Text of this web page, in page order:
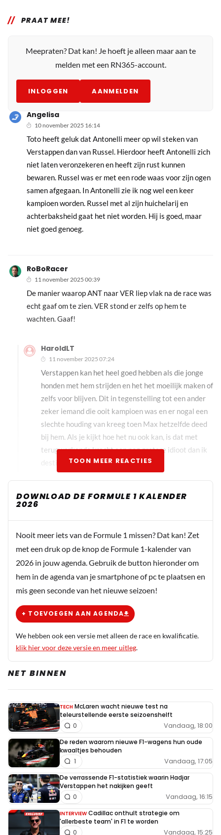
PRAAT MEE!
Meepraten? Dat kan! Je hoeft je alleen maar aan te
melden met een RN365-account.
INLOGGEN AANMELDEN
raketje
aanbieden, iets waar alleen sjors het niet mee eens is
denk ik.
Fia-fiasco
Voorlaatste plaats want Ocon was de laatste in de rij.
HaroldLT
10 november 2025 16:02
genoeg ronden meer ter beschikking had toen hij
Antonelli genaderd was. De race was simpelweg op,
waardoor hij voor kon blijven, want met twee ronden
meer was hij het haasje geweest. Hij begon al rem en
stuurfouten te maken met Max op de staart. Iets
soortgelijks had Leclerc ook al in Mexico.
Broodkogel
10 november 2025 17:21
Maar Wolff uit zich wel heel anders over een
Angelisa
10 november 2025 16:14
Toto heeft geluk dat Antonelli meer op wil steken van
Verstappen dan van Russel. Hierdoor heeft Antonelli zich
niet laten veronzekeren en heeft zijn rust kunnen
bewaren. Russel was er met een rode waas voor zijn ogen
samen afgegaan. In Antonelli zie ik nog wel een keer
kampioen worden. Russel met al zijn huichelarij en
achterbaksheid gaat het niet worden. Hij is goed, maar
niet goed genoeg.
RoBoRacer
11 november 2025 00:39
De manier waarop ANT naar VER liep vlak na de race was
echt gaaf om te zien. VER stond er zelfs op hem te
wachten. Gaaf!
HaroldLT
11 november 2025 07:24
Verstappen kan het heel goed hebben als die jonge
honden met hem strijden en het het moeilijk maken of
zelfs voor blijven. Dit in tegenstelling tot een ander
zeker iemand die ooit kampioen was en er nogal een
slechte houding van kreeg toen Max hetzelfde deed
bij hem. Als je kijkt hoe het nu ook kan, is dat met
terugwerkende kracht een nog grotere idioot dan ik
destijds al dacht.TOON MEER REACTIES
DOWNLOAD DE FORMULE 1 KALENDER
2026
Nooit meer iets van de Formule 1 missen? Dat kan! Zet
met een druk op de knop de Formule 1-kalender van
2026 in jouw agenda. Gebruik de button hieronder om
hem in de agenda van je smartphone of pc te plaatsen en
mis geen seconde van het nieuwe seizoen!
+ TOEVOEGEN AAN AGENDA
We hebben ook een versie met alleen de race en kwalificatie.
klik hier voor deze versie en meer uitleg.
NET BINNEN
TECH McLaren wacht nieuwe test na
teleurstellende eerste seizoenshelft
Vandaag, 18:00
0
De reden waarom nieuwe F1-wagens hun oude
kwaaltjes behouden
Vandaag, 17:05
1
De verrassende F1-statistiek waarin Hadjar
Verstappen het nakijken geeft
Vandaag, 16:15
0
INTERVIEW Cadillac onthult strategie om
'allerbeste team' in F1 te worden
Vandaag, 15:25
0